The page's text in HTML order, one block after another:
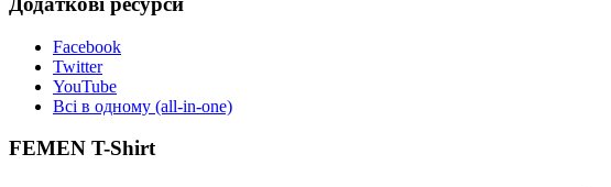
Facebook
Twitter
YouTube
Всі в одному (all-in-one)
FEMEN T-Shirt